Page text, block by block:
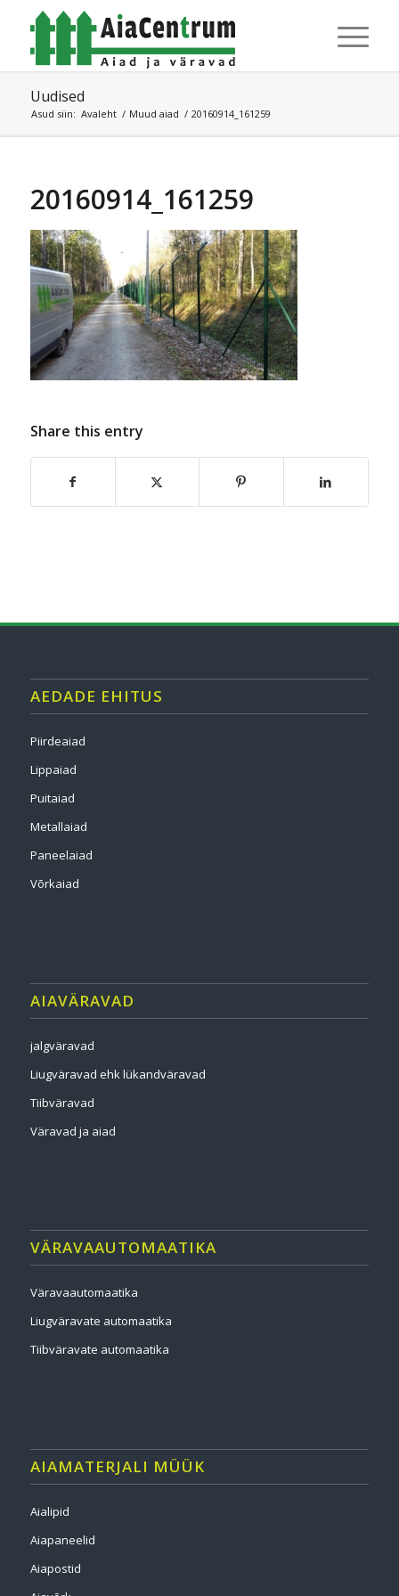
Uudised
Asud siin: Avaleht / Muud aiad / 20160914_161259
20160914_161259
Share this entry
AEDADE EHITUS
Piirdeaiad
Lippaiad
Puitaiad
Metallaiad
Paneelaiad
Võrkaiad
AIAVÄRAVAD
jalgväravad
Liugväravad ehk lükandväravad
Tiibväravad
Väravad ja aiad
VÄRAVAAUTOMAATIKA
Väravaautomaatika
Liugväravate automaatika
Tiibväravate automaatika
AIAMATERJALI MÜÜK
Aialipid
Aiapaneelid
Aiapostid